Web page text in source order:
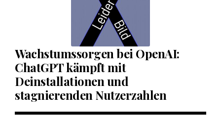
Wachstumssorgen bei OpenAI:
ChatGPT kämpft mit
Deinstallationen und
stagnierenden Nutzerzahlen